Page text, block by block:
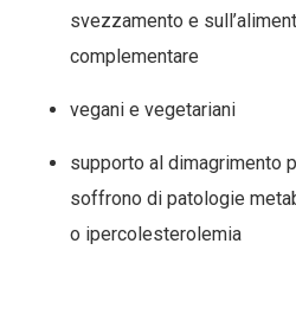
svezzamento e
complementare
vegani e vegetariani
supporto al dimagrimento
soffrono di patologie
o ipercolesterolemia